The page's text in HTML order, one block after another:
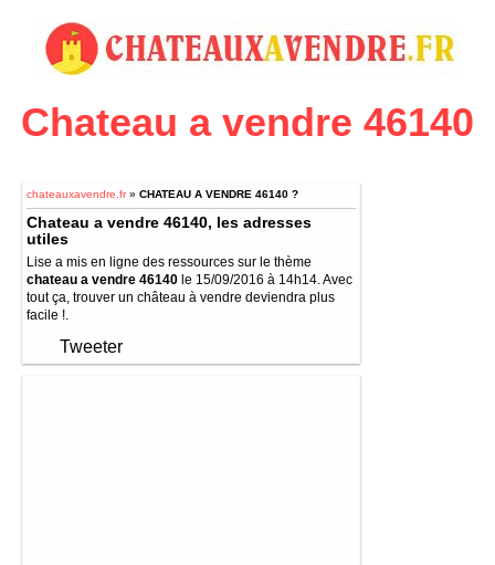
Chateau a vendre 46140
chateauxavendre.fr» CHATEAU A VENDRE 46140 ?
Chateau a vendre 46140, les adresses
utiles
Lise a mis en ligne des ressources sur le thème
chateau a vendre 46140 le 15/09/2016 à 14h14. Avec
tout ça, trouver un château à vendre deviendra plus
facile !.
Tweeter